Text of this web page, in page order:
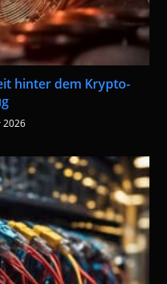
hinter dem Krypto-
2026